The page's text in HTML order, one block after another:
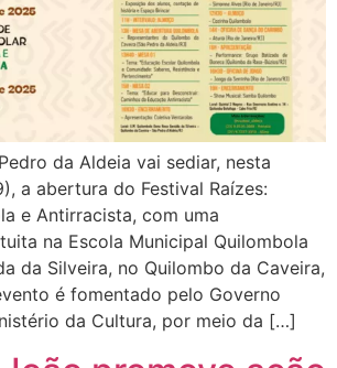
da Aldeia vai sediar, nesta
a abertura do Festival Raízes:
e Antirracista, com uma
na Escola Municipal Quilombola
da Silveira, no Quilombo da Caveira,
é fomentado pelo Governo
da Cultura, por meio da […]